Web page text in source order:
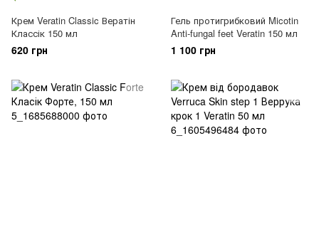
Крем Veratin Classic Вератін
Классік 150 мл
620 грн
Гель протигрибковий Micotin
Anti-fungal feet Veratin 150 мл
1 100 грн